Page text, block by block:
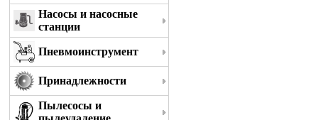
Насосы и насосные
станции
Пневмоинструмент
Принадлежности
Пылесосы и